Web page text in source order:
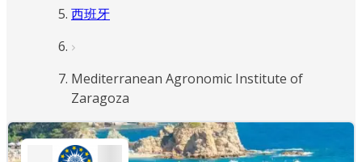
西班牙
Mediterranean Agronomic Institute of
Zaragoza